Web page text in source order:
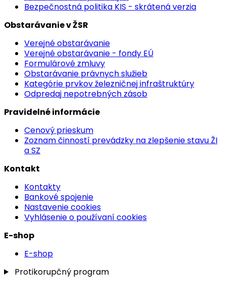
Bezpečnostná politika KIS - skrátená verzia
Obstarávanie v ŽSR
Verejné obstarávanie
Verejné obstarávanie - fondy EÚ
Formulárové zmluvy
Obstarávanie právnych služieb
Kategórie prvkov železničnej infraštruktúry
Odpredaj nepotrebných zásob
Pravidelné informácie
Cenový prieskum
Zoznam činností prevádzky na zlepšenie stavu ŽI
a SZ
Kontakt
Kontakty
Bankové spojenie
Nastavenie cookies
Vyhlásenie o používaní cookies
E-shop
E-shop
Protikorupčný program